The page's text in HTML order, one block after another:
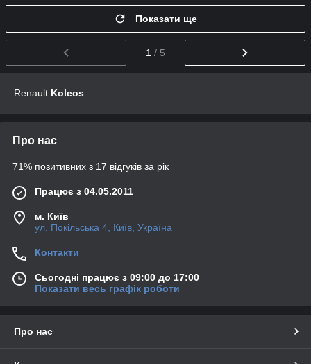
Показати ще
1 / 5
Renault Koleos
Про нас
71% позитивних з 17 відгуків за рік
Працює з 04.05.2011
м. Київ
ул. Покільська 4, Київ, Україна
Контакти
Сьогодні працює з 09:00 до 17:00
Показати весь графік роботи
Про нас